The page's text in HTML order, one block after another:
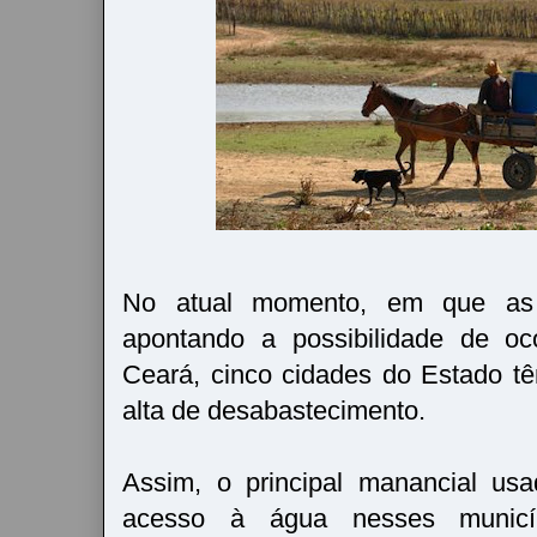
No atual momento, em que as
apontando a possibilidade de
Ceará, cinco cidades do Estado
alta de desabastecimento.
Assim, o principal manancial
acesso à água nesses